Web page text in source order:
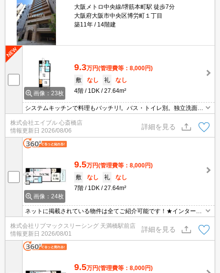
大阪メトロ中央線/堺筋本町駅 徒歩7分
大阪府大阪市中央区博労町１丁目
築11年
14階建
画像：23枚
9.3万円(管理費等：8,000円)
敷
なし 礼
なし
4階
1DK 27.64m²
システムキッチンで料理もバッチリ!。バス・トイレ別。独立洗面台
ートはここから。退去時清掃費33,000円。
株式会社エイブル 心斎橋店
情報更新日 2026/08/06
詳細を見る
画像：24枚
9.5万円(管理費等：8,000円)
敷
なし 礼
なし
7階
1DK 27.64m²
ネットに掲載されている物件は全てご紹介可能です！★インターネ
ット・Wi-Fi無料★初期費用クレジット決済可能★3駅3沿線利用可能
で主要エリアへのアクセス良好です♪人気の本町エリアでの募集です
♪
株式会社リブマックスリーシング 天満橋駅前店
情報更新日 2026/08/01
詳細を見る
9.5万円(管理費等：8,000円)